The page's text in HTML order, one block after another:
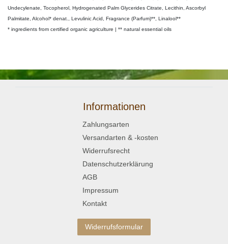
Undecylenate, Tocopherol, Hydrogenated Palm Glycerides Citrate, Lecithin, Ascorbyl
Palmitate, Alcohol* denat., Levulinic Acid, Fragrance (Parfum)**, Linalool**
* ingredients from certified organic agriculture | ** natural essential oils
Informationen
Zahlungsarten
Versandarten & -kosten
Widerrufsrecht
Datenschutzerklärung
AGB
Impressum
Kontakt
Widerrufsformular